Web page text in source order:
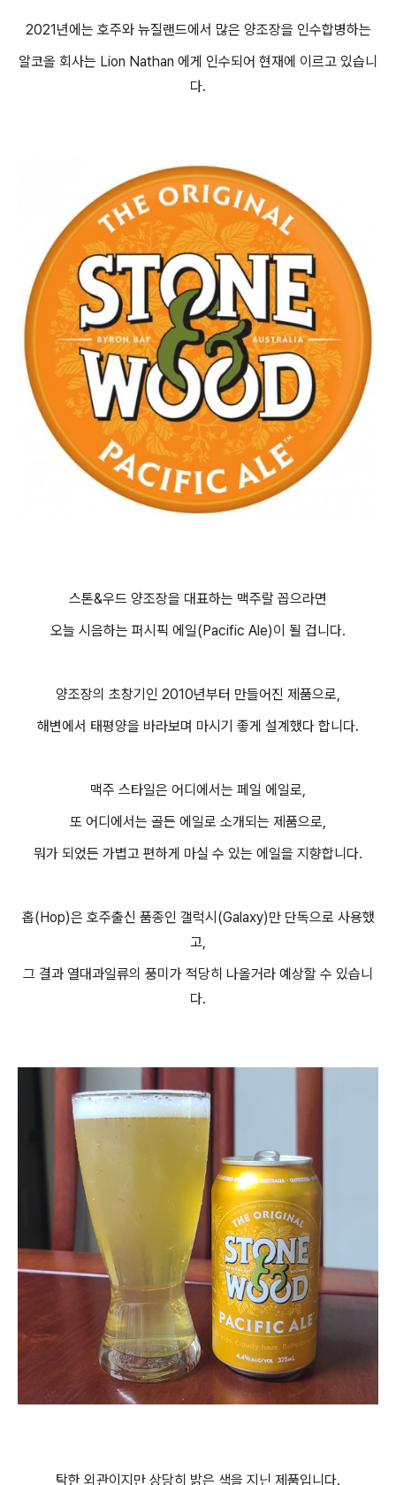
2021년에는 호주와 뉴질랜드에서 많은 양조장을 인수합병하는
알코올 회사는 Lion Nathan 에게 인수되어 현재에 이르고 있습니
다.
스톤&우드 양조장을 대표하는 맥주랄 꼽으라면
오늘 시음하는 퍼시픽 에일(Pacific Ale)이 될 겁니다.
양조장의 초창기인 2010년부터 만들어진 제품으로,
해변에서 태평양을 바라보며 마시기 좋게 설계했다 합니다.
맥주 스타일은 어디에서는 페일 에일로,
또 어디에서는 골든 에일로 소개되는 제품으로,
뭐가 되었든 가볍고 편하게 마실 수 있는 에일을 지향합니다.
홉(Hop)은 호주출신 품종인 갤럭시(Galaxy)만 단독으로 사용했
고,
그 결과 열대과일류의 풍미가 적당히 나올거라 예상할 수 있습니
다.
탁한 외관이지만 상당히 밝은 색을 지닌 제품입니다.